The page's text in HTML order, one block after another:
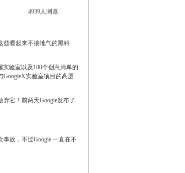
4939人浏览
些看起来不接地气的黑科
验室以及100个创意清单的
GoogleX实验室项目的高层
它！前两天Google发布了
故，不过Google 一直在不